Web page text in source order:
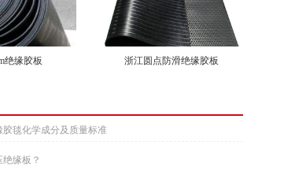
绝缘胶板 浙江圆点防滑绝缘胶板
胶毯化学成分及质量标准​
缘板？